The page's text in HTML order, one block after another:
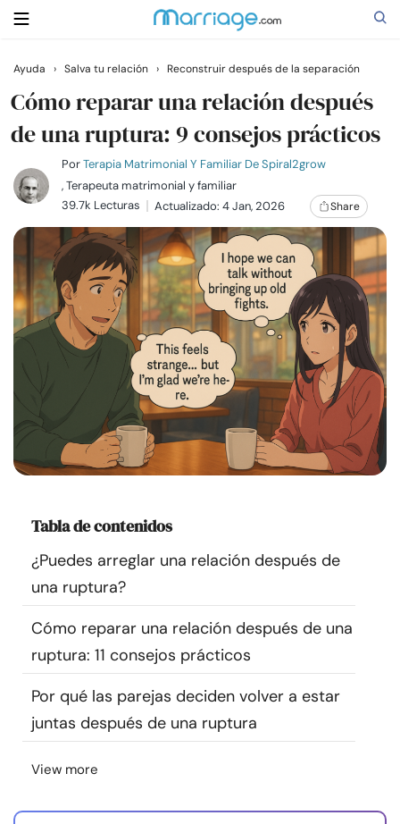
Buscar
Casarse
Relaciones
Familia
Ayuda
Cursos
Recursos
Comunidad
Encuentra un terapeuta
Idioma
nosotros
© Copyright 2026. Todos los derechos reservados.
Ayuda › Salva tu relación › Reconstruir después de la separación
Cómo reparar una relación después
de una ruptura: 9 consejos prácticos
PorTerapia Matrimonial Y Familiar De Spiral2grow
, Terapeuta matrimonial y familiar
39.7k Lecturas
Actualizado: 4 Jan, 2026 Share
Tabla de contenidos
¿Puedes arreglar una relación después de
una ruptura?
Cómo reparar una relación después de una
ruptura: 11 consejos prácticos
Por qué las parejas deciden volver a estar
juntas después de una ruptura
View more